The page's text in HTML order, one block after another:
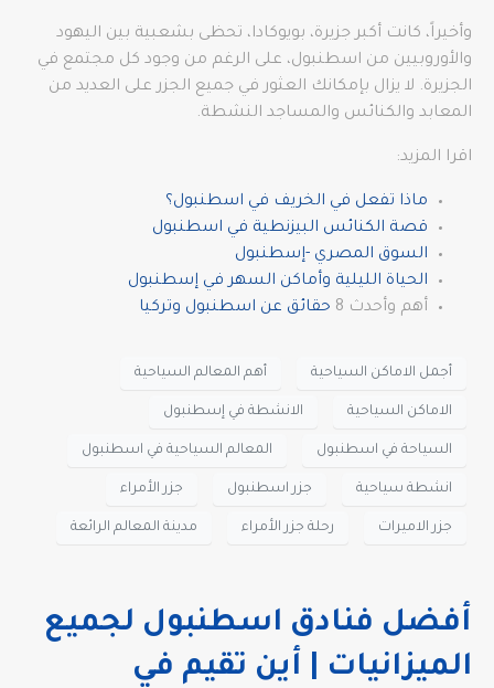
وأخيراً، كانت أكبر جزيرة، بويوكادا، تحظى بشعبية بين اليهود
والأوروبيين من اسطنبول، على الرغم من وجود كل مجتمع في
الجزيرة. لا يزال بإمكانك العثور في جميع الجزر على العديد من
المعابد والكنائس والمساجد النشطة.
اقرا المزيد:
ماذا تفعل في الخريف في اسطنبول؟
قصة الكنائس البيزنطية في اسطنبول
السوق المصري -إسطنبول
الحياة الليلية وأماكن السهر في إسطنبول
أهم وأحدث 8
حقائق عن اسطنبول وتركيا
أجمل الاماكن السياحية أهم المعالم السياحية
الاماكن السياحية الانشطة في إسطنبول
السياحة في اسطنبول المعالم السياحية في اسطنبول
انشطة سياحية جزر اسطنبول جزر الأمراء
جزر الاميرات رحلة جزر الأمراء مدينة المعالم الرائعة
أفضل فنادق اسطنبول لجميع
الميزانيات | أين تقيم في